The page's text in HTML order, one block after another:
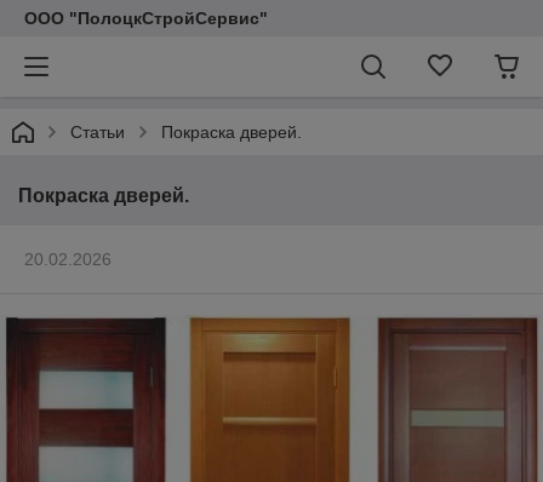
ООО "ПолоцкСтройСервис"
Статьи Покраска дверей.
Покраска дверей.
20.02.2026